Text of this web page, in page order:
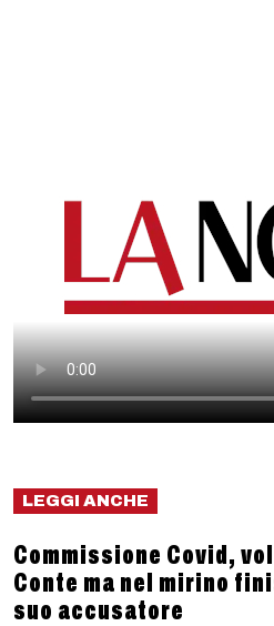
LEGGI ANCHE
Commissione Covid,
Conte ma nel mirino
suo accusatore